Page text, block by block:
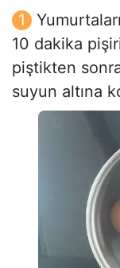
10 dakika
piştikten
suyun altına